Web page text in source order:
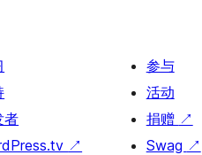
者
↗
参与
活动
捐赠 ↗
Swag ↗